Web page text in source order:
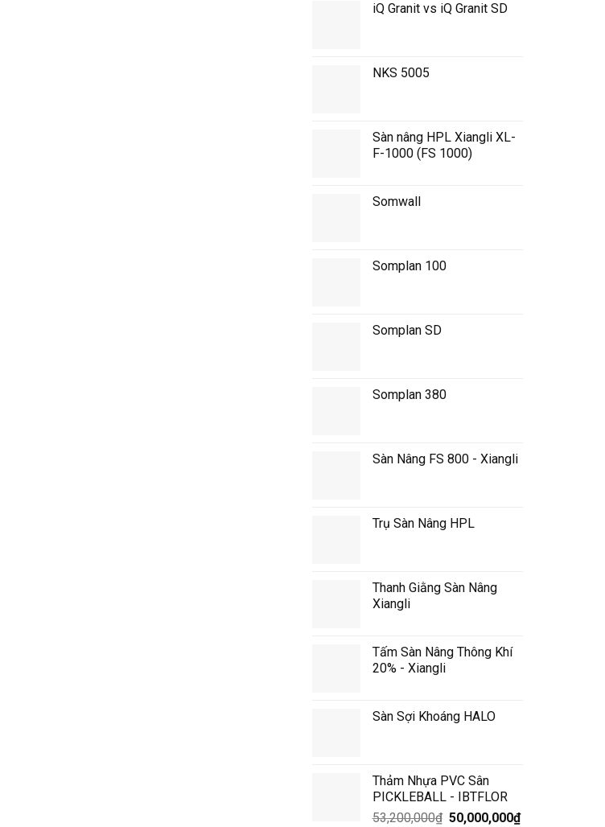
iQ Granit vs iQ Granit SD
NKS 5005
Sàn nâng HPL Xiangli XL-
F-1000 (FS 1000)
Somwall
Somplan 100
Somplan SD
Somplan 380
Sàn Nâng FS 800 - Xiangli
Trụ Sàn Nâng HPL
Thanh Giằng Sàn Nâng
Xiangli
Tấm Sàn Nâng Thông Khí
20% - Xiangli
Sàn Sợi Khoáng HALO
Thảm Nhựa PVC Sân
PICKLEBALL - IBTFLOR
53,200,000₫ Giá
50,000,000₫Giá